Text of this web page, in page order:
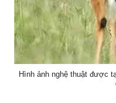
Hình ảnh nghệ thuật được